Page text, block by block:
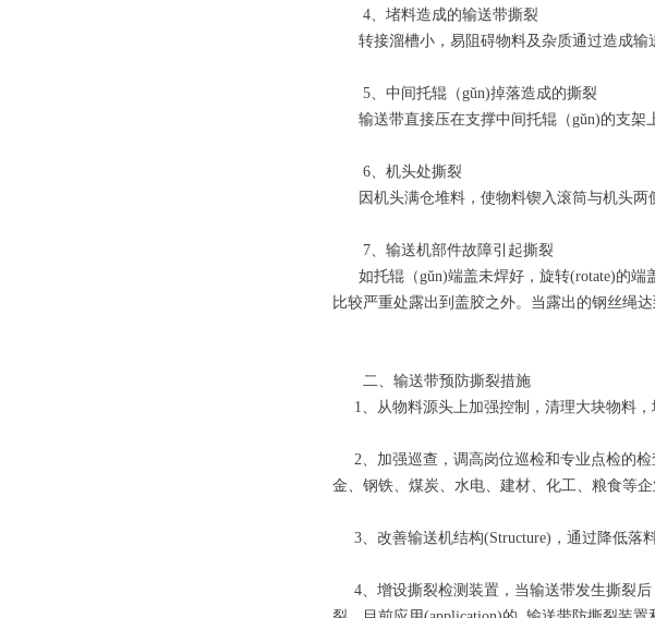
4、堵料造成的输送带撕裂
转接溜槽小，易阻碍物料及杂质通过造成输
5、中间托辊（gǔn)掉落造成的撕裂
输送带直接压在支撑中间托辊（gǔn)的支架
6、机头处撕裂
因机头满仓堆料，使物料锲入滚筒与机头两
7、输送机部件故障引起撕裂
如托辊（gǔn)端盖未焊好，旋转(rotate)的端
比较严重处露出到盖胶之外。当露出的钢丝绳
二、输送带预防撕裂措施
1、从物料源头上加强控制，清理大块物料，
2、加强巡查，调高岗位巡检和专业点检的检
金、钢铁、煤炭、水电、建材、化工、粮食等企
3、改善输送机结构(Structure)，通过降低落
4、增设撕裂检测装置，当输送带发生撕裂后